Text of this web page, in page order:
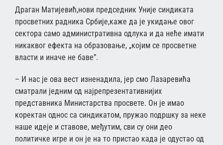
Драган Матијевић,нови председник Уније синдиката
просветних радника Србије,каже да је укидање овог
сектора само административна одлука и да неће имати
никаквог ефекта на образовање, „којим се просветне
власти и иначе не баве”.
– И нас је ова вест изненадила, јер смо Лазаревића
сматрали једним од најрепрезентативнијих
представника Министарства просвете. Он је имао
коректан однос са синдикатом, пружао подршку за неке
наше идеје и ставове, међутим, сви су они део
политичке игре и он је на то пристао када је одустао од